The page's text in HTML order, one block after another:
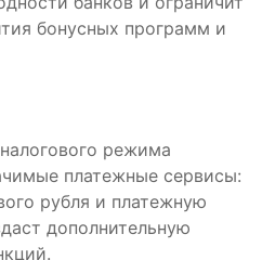
бонусных программ и
режима
платежные сервисы:
рубля и платежную
дополнительную